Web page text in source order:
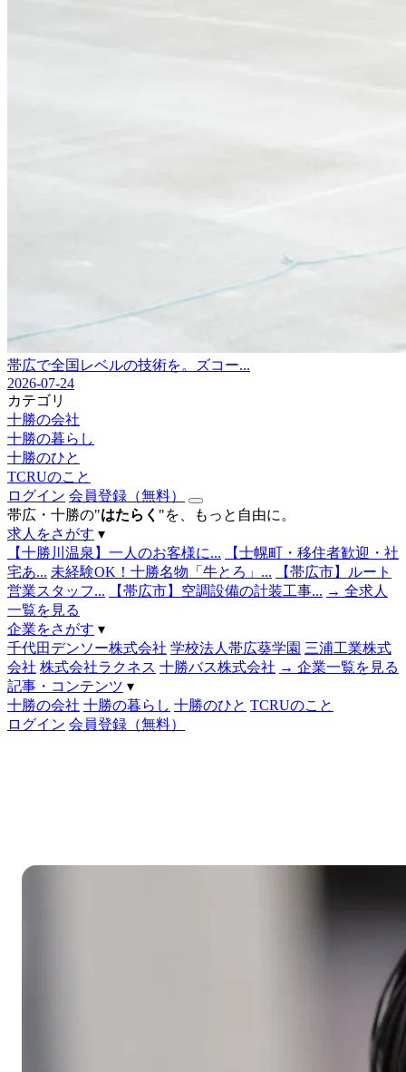
帯広で全国レベルの技術を。ズコー...
2026-07-24
カテゴリ
十勝の会社
十勝の暮らし
十勝のひと
TCRUのこと
ログイン 会員登録（無料）
帯広・十勝の"はたらく "を、もっと自由に。
求人をさがす ▾
【十勝川温泉】一人のお客様に...
【士幌町・移住者歓迎・社
宅あ... 未経験OK！十勝名物「牛とろ」...
【帯広市】ルート
営業スタッフ...
【帯広市】空調設備の計装工事... → 全求人
一覧を見る
企業をさがす ▾
千代田デンソー株式会社 学校法人帯広葵学園 三浦工業株式
会社 株式会社ラクネス 十勝バス株式会社 → 企業一覧を見る
記事・コンテンツ ▾
十勝の会社 十勝の暮らし 十勝のひと TCRUのこと
ログイン 会員登録（無料）